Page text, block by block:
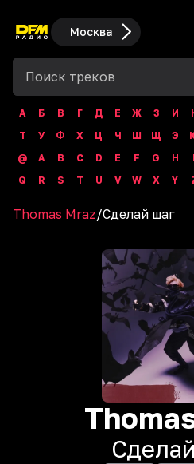
Москва
А Б В Г Д Е Ж З И
Т
У Ф Х Ц Ч Ш Щ Э
@
A B C D E F G H I
Q
R S T U V W X Y
Thomas Mraz/Сделай шаг